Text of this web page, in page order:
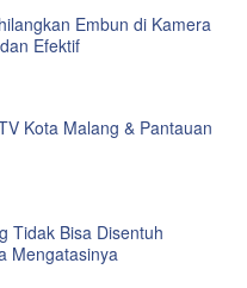
Embun di Kamera
Efektif
Kota Malang & Pantauan
Tidak Bisa Disentuh
Mengatasinya